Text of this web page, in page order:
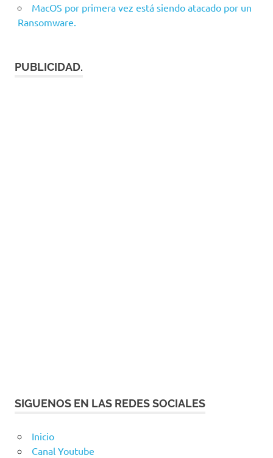
MacOS por primera vez está siendo atacado por un
Ransomware.
PUBLICIDAD.
SIGUENOS EN LAS REDES SOCIALES
Inicio
Canal Youtube